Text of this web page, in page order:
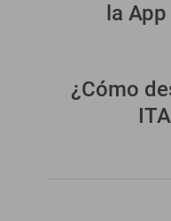
la
¿Cómo